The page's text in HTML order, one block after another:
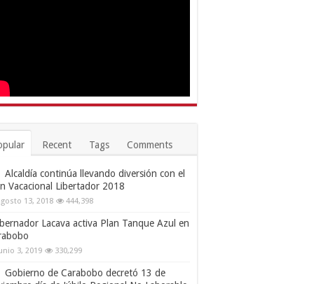
Recent Tags Comments
Alcaldía continúa llevando diversión con el
Vacacional Libertador 2018
13, 2018 444,398
Lacava activa Plan Tanque Azul en
3, 2019 330,299
Gobierno de Carabobo decretó 13 de